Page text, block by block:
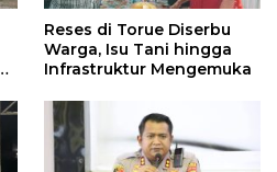
Reses di Torue Diserbu
Warga, Isu Tani hingga
Infrastruktur Mengemuka